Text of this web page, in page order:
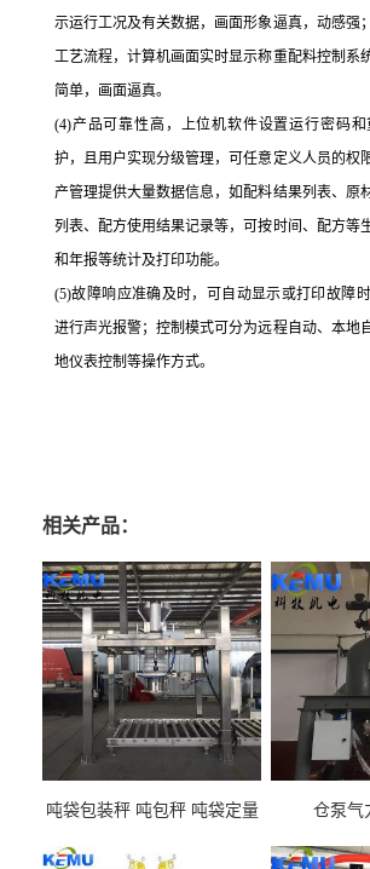
示运行工况及有关数据，画面形象逼真，动感强
工艺流程，计算机画面实时显示称重配料控制系
简单，画面逼真。
(4)产品可靠性高，上位机软件设置运行密码
护，且用户实现分级管理，可任意定义人员的权
产管理提供大量数据信息，如配料结果列表、原
列表、配方使用结果记录等，可按时间、配方等
和年报等统计及打印功能。
(5)故障响应准确及时，可自动显示或打印故障
进行声光报警；控制模式可分为远程自动、本地
地仪表控制等操作方式。
相关产品：
吨袋包装秤 吨包秤 吨袋定量
仓泵气